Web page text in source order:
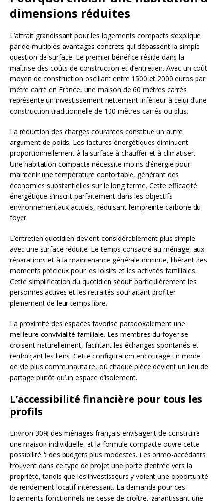
dimensions réduites
L’attrait grandissant pour les logements compacts s’explique
par de multiples avantages concrets qui dépassent la simple
question de surface. Le premier bénéfice réside dans la
maîtrise des coûts de construction et d’entretien. Avec un coût
moyen de construction oscillant entre 1500 et 2000 euros par
mètre carré en France, une maison de 60 mètres carrés
représente un investissement nettement inférieur à celui d’une
construction traditionnelle de 100 mètres carrés ou plus.
La réduction des charges courantes constitue un autre
argument de poids. Les factures énergétiques diminuent
proportionnellement à la surface à chauffer et à climatiser.
Une habitation compacte nécessite moins d’énergie pour
maintenir une température confortable, générant des
économies substantielles sur le long terme. Cette efficacité
énergétique s’inscrit parfaitement dans les objectifs
environnementaux actuels, réduisant l’empreinte carbone du
foyer.
L’entretien quotidien devient considérablement plus simple
avec une surface réduite. Le temps consacré au ménage, aux
réparations et à la maintenance générale diminue, libérant des
moments précieux pour les loisirs et les activités familiales.
Cette simplification du quotidien séduit particulièrement les
personnes actives et les retraités souhaitant profiter
pleinement de leur temps libre.
La proximité des espaces favorise paradoxalement une
meilleure convivialité familiale. Les membres du foyer se
croisent naturellement, facilitant les échanges spontanés et
renforçant les liens. Cette configuration encourage un mode
de vie plus communautaire, où chaque pièce devient un lieu de
partage plutôt qu’un espace d’isolement.
L’accessibilité financière pour tous les
profils
Environ 30% des ménages français envisagent de construire
une maison individuelle, et la formule compacte ouvre cette
possibilité à des budgets plus modestes. Les primo-accédants
trouvent dans ce type de projet une porte d’entrée vers la
propriété, tandis que les investisseurs y voient une opportunité
de rendement locatif intéressant. La demande pour ces
logements fonctionnels ne cesse de croître, garantissant une